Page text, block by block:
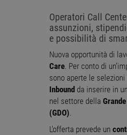
Operatori Call
assunzioni,
e possibilità di
Nuova opportunità di
Care. Per conto di
sono aperte le selezioni
Inbound da inserire in
nel settore della
(GDO).
L'offerta prevede un